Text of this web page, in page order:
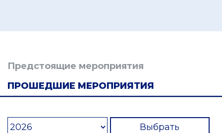
Предстоящие мероприятия
ПРОШЕДШИЕ МЕРОПРИЯТИЯ
Выбрать